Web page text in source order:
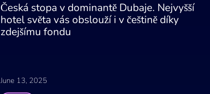
Česká stopa v dominantě Dubaje. Nejvyšší
hotel světa vás obslouží i v češtině díky
zdejšímu fondu
June 13, 2025